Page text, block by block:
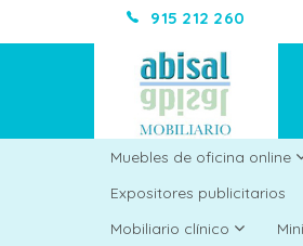
915 212 260
Muebles de oficina online
Expositores publicitarios
Mobiliario clínico